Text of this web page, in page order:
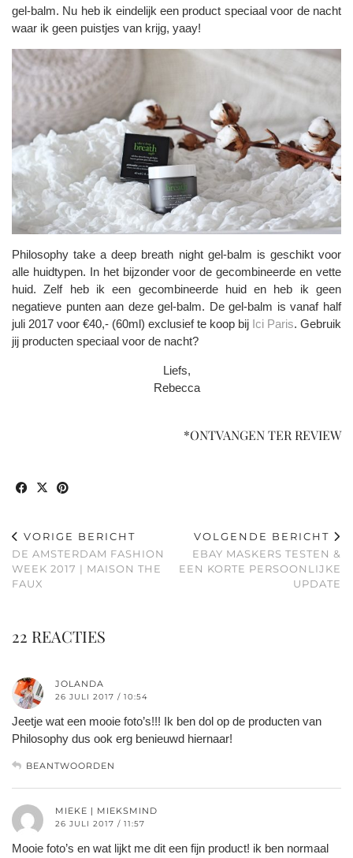
gel-balm. Nu heb ik eindelijk een product speciaal voor de nacht
waar ik geen puistjes van krijg, yaay!
Philosophy take a deep breath night gel-balm is geschikt voor
alle huidtypen. In het bijzonder voor de gecombineerde en vette
huid. Zelf heb ik een gecombineerde huid en heb ik geen
negatieve punten aan deze gel-balm. De gel-balm is vanaf half
juli 2017 voor €40,- (60ml) exclusief te koop bij Ici Paris. Gebruik
jij producten speciaal voor de nacht?
Liefs,
Rebecca
*ONTVANGEN TER REVIEW
VORIGE BERICHT
DE AMSTERDAM FASHION
WEEK 2017 | MAISON THE
FAUX
VOLGENDE BERICHT
EBAY MASKERS TESTEN &
EEN KORTE PERSOONLIJKE
UPDATE
22 REACTIES
JOLANDA
26 JULI 2017 / 10:54
Jeetje wat een mooie foto’s!!! Ik ben dol op de producten van
Philosophy dus ook erg benieuwd hiernaar!
BEANTWOORDEN
MIEKE | MIEKSMIND
26 JULI 2017 / 11:57
Mooie foto’s en wat lijkt me dit een fijn product! ik ben normaal